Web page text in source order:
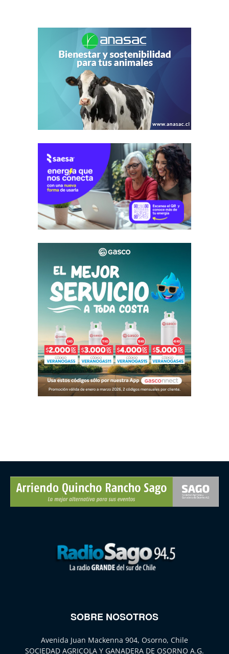
SOBRE NOSOTROS
Avenida Juan Mackenna 904, Osorno, Chile
SOCIEDAD AGRICOLA Y GANADERA DE OSORNO A.G.